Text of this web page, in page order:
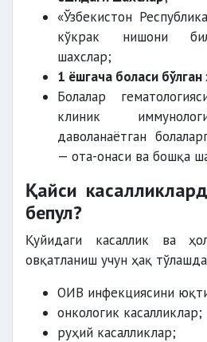
«Ўзбекистон
кўкрак нишони
шахслар;
1 ёшгача боласи
Болалар
клиник
даволанаётган
— ота-онаси ва бошқа
Қайси
бепул?
Қуйидаги касаллик ва
овқатланиш учун ҳақ
ОИВ инфекциясини
онкологик касалликлар;
руҳий касалликлар;